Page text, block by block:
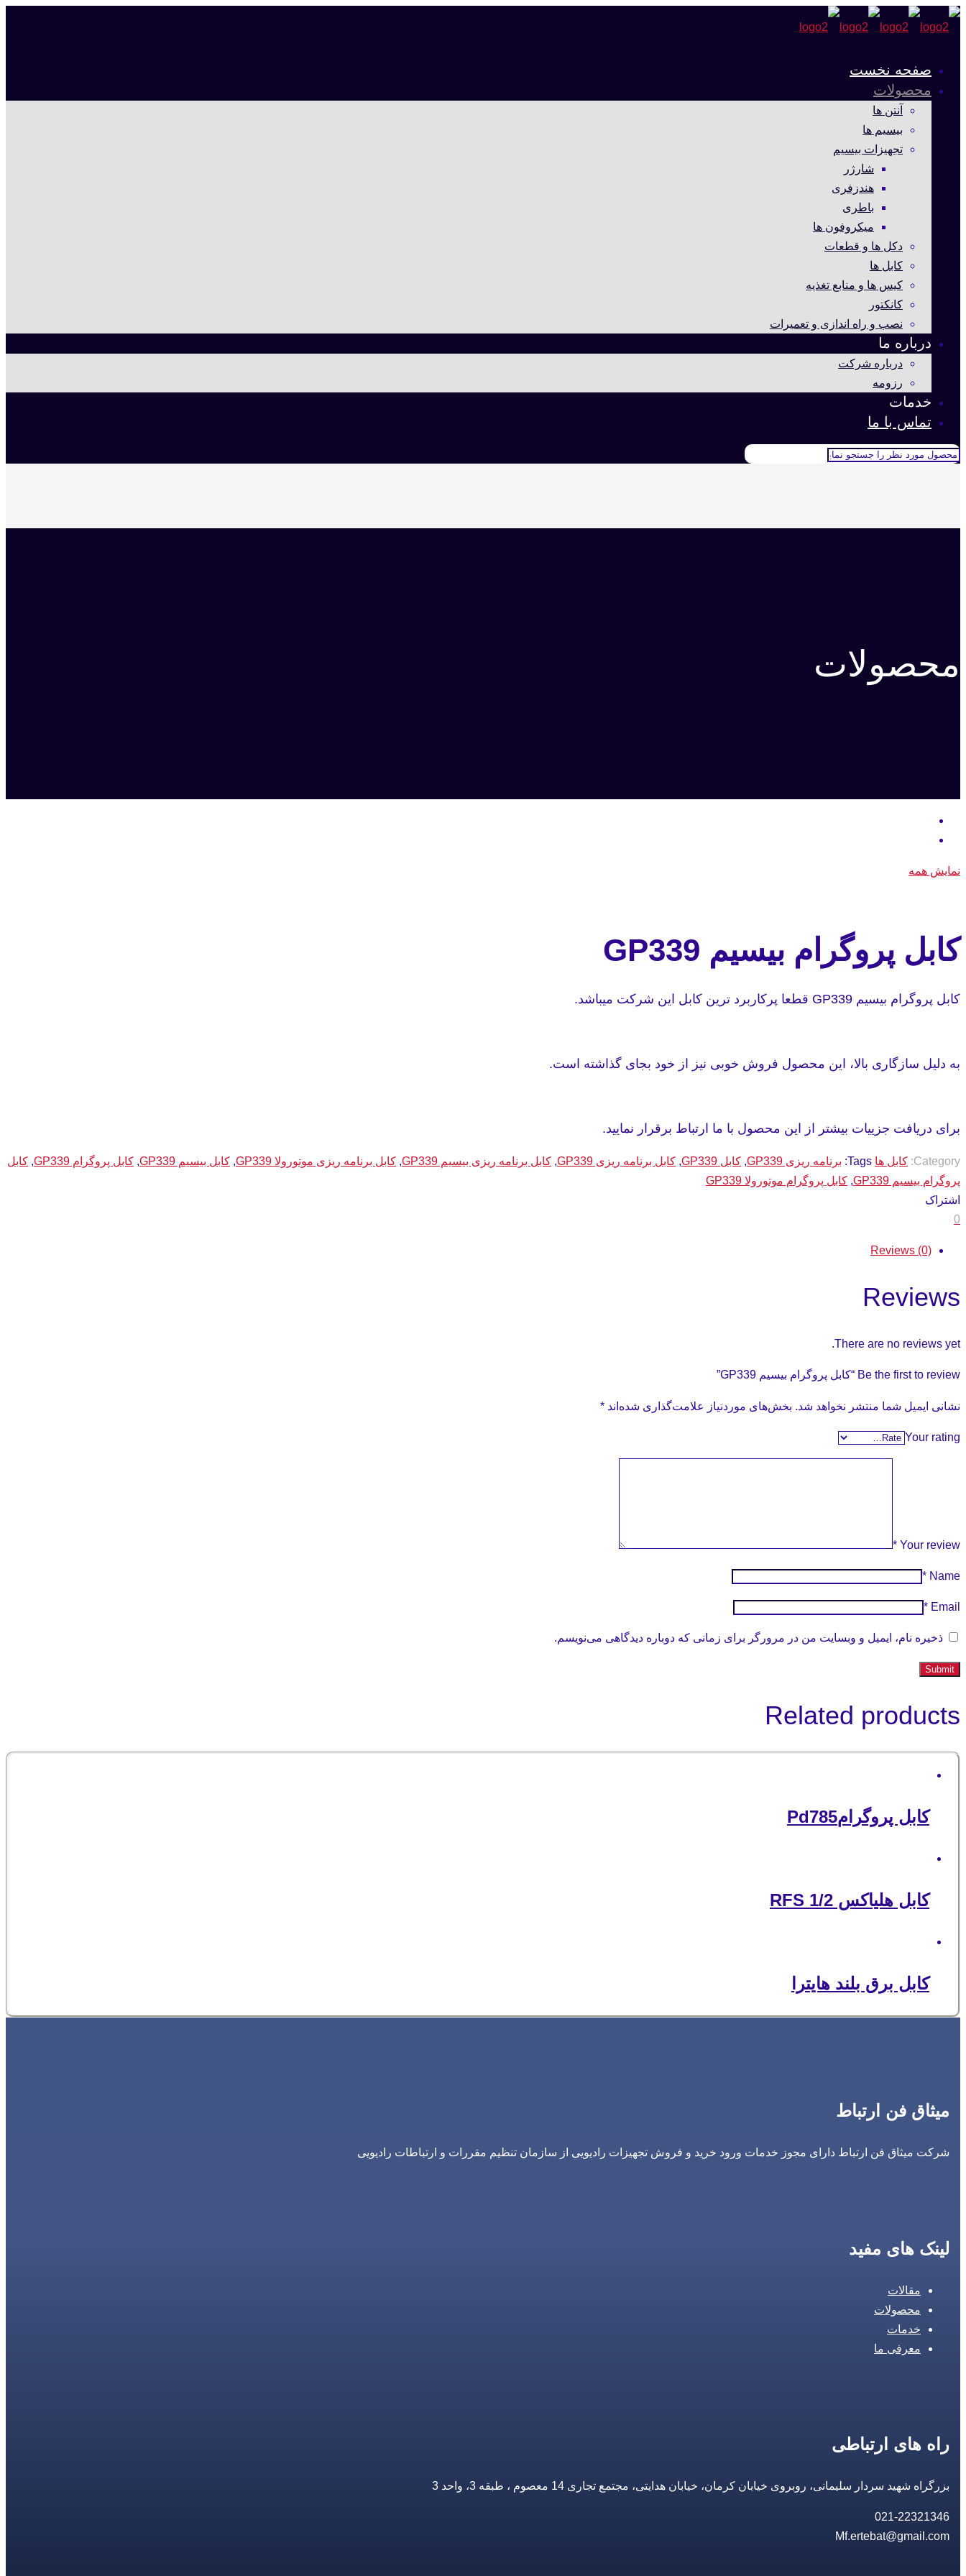
صفحه نخست
محصولات
آنتن ها
بیسیم ها
تجهیزات بیسیم
شارژر
هندزفری
باطری
میکروفون ها
دکل ها و قطعات
کابل ها
کیس ها و منابع تغذیه
کانکتور
نصب و راه اندازی و تعمیرات
درباره ما
درباره شرکت
رزومه
خدمات
تماس با ما
محصولات
نمایش همه
کابل پروگرام بیسیم GP339
کابل پروگرام بیسیم GP339 قطعا پرکاربرد ترین کابل این شرکت میباشد.
به دلیل سازگاری بالا، این محصول فروش خوبی نیز از خود بجای گذاشته است.
برای دریافت جزییات بیشتر از این محصول با ما ارتباط برقرار نمایید.
Category: کابل ها Tags: برنامه ریزی GP339 , کابل GP339 , کابل برنامه ریزی GP339 , کابل برنامه ریزی بیسیم GP339 , کابل برنامه ریزی موتورولا GP339 , کابل بیسیم GP339 , کابل پروگرام GP339 , کابل
پروگرام بیسیم GP339
, کابل پروگرام موتورولا GP339
اشتراک
0
Reviews (0)
Reviews
There are no reviews yet.
Be the first to review “کابل پروگرام بیسیم GP339”
نشانی ایمیل شما منتشر نخواهد شد. بخش‌های موردنیاز علامت‌گذاری شده‌اند *
Your rating
Your review
*
Name
*
Email
*
ذخیره نام، ایمیل و وبسایت من در مرورگر برای زمانی که دوباره دیدگاهی می‌نویسم.
Related products
کابل پروگرامPd785
کابل هلیاکس 1/2 RFS
کابل برق بلند هایترا
میثاق فن ارتباط
شرکت میثاق فن ارتباط دارای مجوز خدمات ورود خرید و فروش تجهیزات رادیویی از سازمان تنظیم مقررات و ارتباطات رادیویی
لینک های مفید
مقالات
محصولات
خدمات
معرفی ما
راه های ارتباطی
بزرگراه شهید سردار سلیمانی، روبروی خیابان کرمان، خیابان هدایتی، مجتمع تجاری 14 معصوم ، طبقه 3، واحد 3
021-22321346
Mf.ertebat@gmail.com